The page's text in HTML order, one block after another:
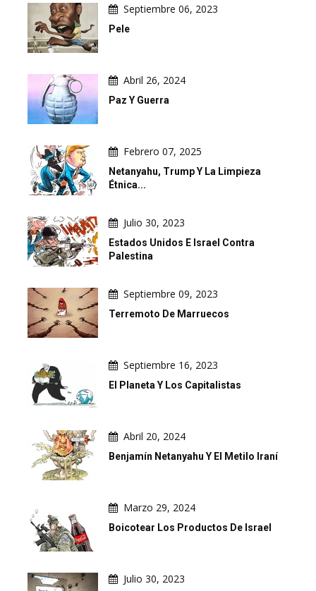
Septiembre 06, 2023
Pele
Abril 26, 2024
Paz Y Guerra
Febrero 07, 2025
Netanyahu, Trump Y La Limpieza
Étnica...
Julio 30, 2023
Estados Unidos E Israel Contra
Palestina
Septiembre 09, 2023
Terremoto De Marruecos
Septiembre 16, 2023
El Planeta Y Los Capitalistas
Abril 20, 2024
Benjamín Netanyahu Y El Metilo Iraní
Marzo 29, 2024
Boicotear Los Productos De Israel
Julio 30, 2023